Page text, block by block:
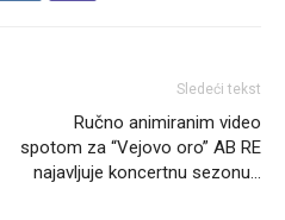
Sledeći tekst
Ručno animiranim video
spotom za “Vejovo oro” AB RE
najavljuje koncertnu sezonu…